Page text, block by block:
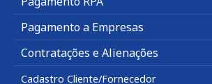
Pagamento a Empresas
Contratações e Alienações
Cadastro Cliente/Fornecedor